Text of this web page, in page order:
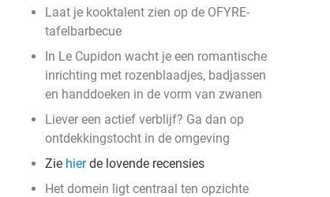
Laat je kooktalent zien op de OFYRE-
tafelbarbecue
In Le Cupidon wacht je een romantische
inrichting met rozenblaadjes, badjassen
en handdoeken in de vorm van zwanen
Liever een actief verblijf? Ga dan op
ontdekkingstocht in de omgeving
Zie hierde lovende recensies
Het domein ligt centraal ten opzichte